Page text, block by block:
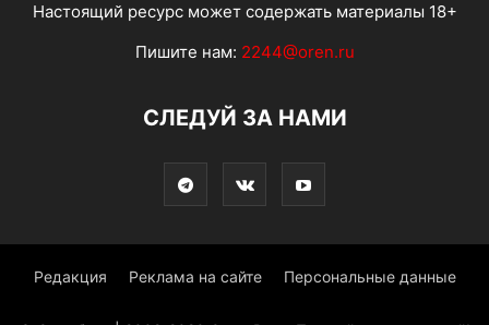
Настоящий ресурс может содержать материалы 18+
Пишите нам: 2244@oren.ru
СЛЕДУЙ ЗА НАМИ
Редакция Реклама на сайте Персональные данные